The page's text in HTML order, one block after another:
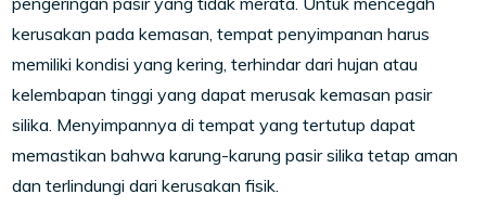
kerusakan pada kemasan, tempat penyimpanan harus
memiliki kondisi yang kering, terhindar dari hujan atau
kelembapan tinggi yang dapat merusak kemasan pasir
silika. Menyimpannya di tempat yang tertutup dapat
memastikan bahwa karung-karung pasir silika tetap aman
dan terlindungi dari kerusakan fisik.